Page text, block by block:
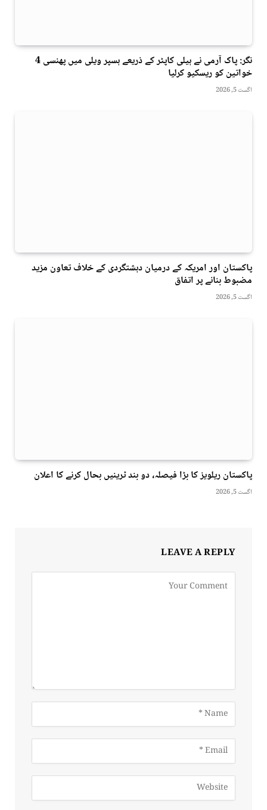
نگر: پاک آرمی نے ہیلی کاپٹر کے ذریعے ہسپر ویلی میں پھنسی 4
خواتین کو ریسکیو کرلیا
اگست 5, 2026
پاکستان اور امریکہ کے درمیان دہشتگردی کے خلاف تعاون مزید
مضبوط بنانے پر اتفاق
اگست 5, 2026
پاکستان ریلویز کا بڑا فیصلہ، دو بند ٹرینیں بحال کرنے کا اعلان
اگست 5, 2026
LEAVE A REPLY